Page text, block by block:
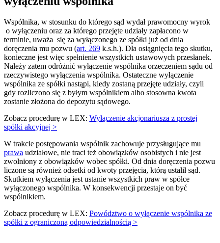
Wspólnika, w stosunku do którego sąd wydał prawomocny wyrok
o wyłączeniu oraz za którego przejęte udziały zapłacono w
terminie, uważa się za wyłączonego ze spółki już od dnia
doręczenia mu pozwu (art. 269 k.s.h.). Dla osiągnięcia tego skutku,
konieczne jest więc spełnienie wszystkich ustawowych przesłanek.
Należy zatem odróżnić wyłączenie wspólnika orzeczeniem sądu od
rzeczywistego wyłączenia wspólnika. Ostateczne wyłączenie
wspólnika ze spółki nastąpi, kiedy zostaną przejęte udziały, czyli
gdy rozliczono się z byłym wspólnikiem albo stosowna kwota
zostanie złożona do depozytu sądowego.
Zobacz procedurę w LEX: Wyłączenie akcjonariusza z prostej
spółki akcyjnej >
W trakcie postępowania wspólnik zachowuje przysługujące mu
prawa udziałowe, nie traci też obowiązków osobistych i nie jest
zwolniony z obowiązków wobec spółki. Od dnia doręczenia pozwu
liczone są również odsetki od kwoty przejęcia, którą ustalił sąd.
Skutkiem wyłączenia jest ustanie wszystkich praw w spółce
wyłączonego wspólnika. W konsekwencji przestaje on być
wspólnikiem.
Zobacz procedurę w LEX: Powództwo o wyłączenie wspólnika ze
spółki z ograniczoną odpowiedzialnością >